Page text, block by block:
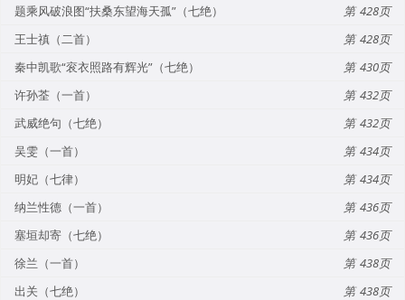
题乘风破浪图“扶桑东望海天孤”（七绝）
428
王士禛（二首）
428
秦中凯歌“衮衣照路有辉光”（七绝）
430
许孙荃（一首）
432
武威绝句（七绝）
432
吴雯（一首）
434
明妃（七律）
434
纳兰性德（一首）
436
塞垣却寄（七绝）
436
徐兰（一首）
438
出关（七绝）
438